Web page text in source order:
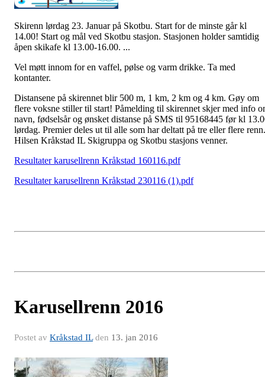
Skirenn lørdag 23. Januar på Skotbu. Start for de minste går kl
14.00! Start og mål ved Skotbu stasjon. Stasjonen holder samtidig
åpen skikafe kl 13.00-16.00. ...
Vel møtt innom for en vaffel, pølse og varm drikke. Ta med
kontanter.
Distansene på skirennet blir 500 m, 1 km, 2 km og 4 km. Gøy om
flere voksne stiller til start! Påmelding til skirennet skjer med info
navn, fødselsår og ønsket distanse på SMS til 95168445 før kl
lørdag. Premier deles ut til alle som har deltatt på tre eller flere renn.
Hilsen Kråkstad IL Skigruppa og Skotbu stasjons venner.
Resultater karusellrenn Kråkstad 160116.pdf
Resultater karusellrenn Kråkstad 230116 (1).pdf
Karusellrenn 2016
Postet av Kråkstad ILden 13. jan 2016